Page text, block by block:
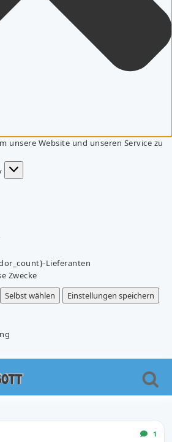
unsere Website und unseren Service zu
Lieferanten
Zwecke
Selbst wählen
Einstellungen speichern
1